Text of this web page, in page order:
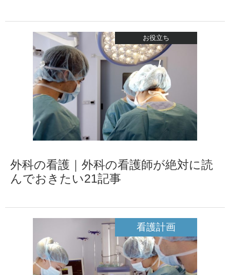
お役立ち
外科の看護｜外科の看護師が絶対に読
んでおきたい21記事
看護計画